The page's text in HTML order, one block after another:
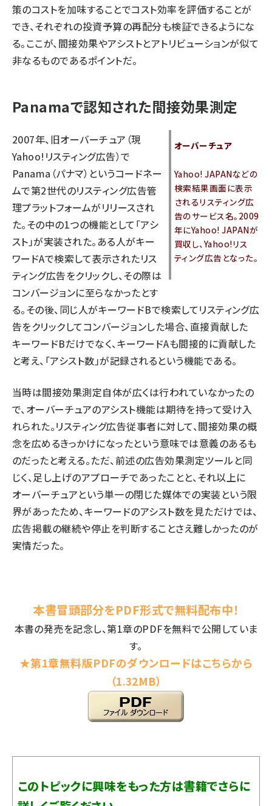
策のコストを加味することでコスト効率を評価することが
でき、それぞれの投資予算の再配分も検証できるようにな
る。ここが、間接効果やアシストとアトリビューションが似て
非なるものであるポイントだ。
Panamaで認知された間接効果測定
オーバーチュア
Yahoo! JAPANなどの
検索結果画面に表示
されるリスティング広
告のサービス名。2009
年にYahoo! JAPANが
買収し、Yahoo!リス
ティング広告となった。
2007年、旧オーバーチュア（現
Yahoo!リスティング広告）で
Panama（パナマ）というコードネー
ムで第2世代のリスティング広告管
理プラットフォームがリリースされ
た。その中の1つの機能として「アシ
スト」が実装された。ある人がキー
ワードAで検索して表示されたリス
ティング広告をクリックし、その際は
コンバージョンに至らなかったとす
る。その後、同じ人がキーワードBで検索してリスティング広
告をクリックしてコンバージョンした場合、直接貢献した
キーワードBだけでなく、キーワードAも間接的に貢献した
と考え、「アシスト数」が記録されるという機能である。
当時は間接効果測定自体が広くは行われていなかったの
で、オーバーチュアのアシスト機能は期待を持って受け入
れられた。リスティング広告従事者に対して、間接効果の概
念を広めるきっかけになったという意味では意義のあるも
のだったと考える。ただ、前述の広告効果測定ツールと同
じく、足し上げのアプローチであったことと、それ以上に
オーバーチュアという単一の閉じた媒体での実装という限
界があったため、キーワードのアシスト数を見ただけでは、
広告掲載の継続や停止を判断することさえ難しかったのが
実情だった。
本書冒頭部分をPDF形式で無料配布中！
本書の発売を記念し、第1章のPDFを無料で公開していま
す。
★第1章無料版PDFのダウンロードはこちらから
（1.32MB）
このトピックに興味をもった方は書籍でさらに